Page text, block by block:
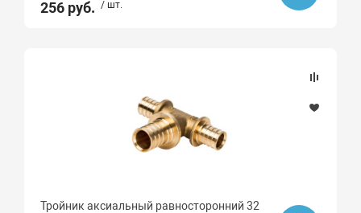
256 руб. / шт.
Тройник аксиальный равносторонний 32